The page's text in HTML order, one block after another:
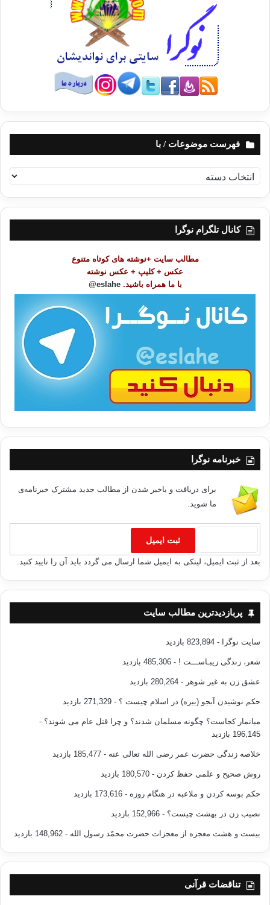
فهرست موضوعات / با
ه
ر
کانال تلگرام نوگرا
مطالب سایت +نوشته های کوتاه متنوع
عکس + کلیپ + عکس نوشته
با ما همراه باشید. eslahe@
خبرنامه نوگرا
برای دریافت و باخبر شدن از مطالب جدید مشترک خبرنامه‌ی
ما شوید.
بعد از ثبت ایمیل، لینکی به ایمیل شما ارسال می گردد باید آن را تایید کنید.
پربازدیدترین مطالب سایت
سایت نوگرا - 823,894 بازدید
شعر، زندگی زیبـاســـت ! - 485,306 بازدید
عشق زن به غیر شوهر - 280,264 بازدید
حکم نوشیدن آبجو (بیره) در اسلام چیست ؟ - 271,329 بازدید
میانمار کجاست؟ چگونه مسلمان شدند؟ و چرا قتل عام می شوند؟ -
196,145 بازدید
خلاصه زندگی حضرت عمر رضی الله تعالی عنه - 185,477 بازدید
روش صحیح و علمی حفظ کردن - 180,570 بازدید
حکم بوسه کردن و ملاعبه در هنگام روزه - 173,616 بازدید
نصیب زن در بهشت چیست؟ - 152,966 بازدید
بیست و هشت معجزه از معجزات حضرت محمّد رسول الله - 148,962 بازدید
تناقضات قرآنی